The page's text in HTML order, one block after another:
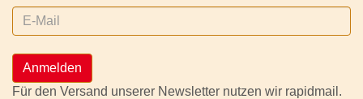
Anmelden
Für den Versand unserer Newsletter nutzen wir rapidmail.